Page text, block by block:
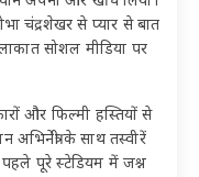
चंद्रशेखर से प्यार से बात
सोशल मीडिया पर
और फिल्मी हस्तियों से
अभिनेत्री के साथ तस्वीरें
पूरे स्टेडियम में जश्न